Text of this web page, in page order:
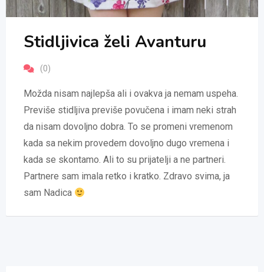
Stidljivica želi Avanturu
(0)
Možda nisam najlepša ali i ovakva ja nemam uspeha.
Previše stidljiva previše povučena i imam neki strah
da nisam dovoljno dobra. To se promeni vremenom
kada sa nekim provedem dovoljno dugo vremena i
kada se skontamo. Ali to su prijatelji a ne partneri.
Partnere sam imala retko i kratko. Zdravo svima, ja
sam Nadica